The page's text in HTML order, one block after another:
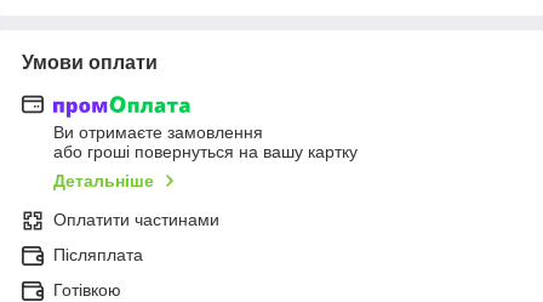
Умови оплати
Ви отримаєте замовлення
або гроші повернуться на вашу картку
Детальніше
Оплатити частинами
Післяплата
Готівкою